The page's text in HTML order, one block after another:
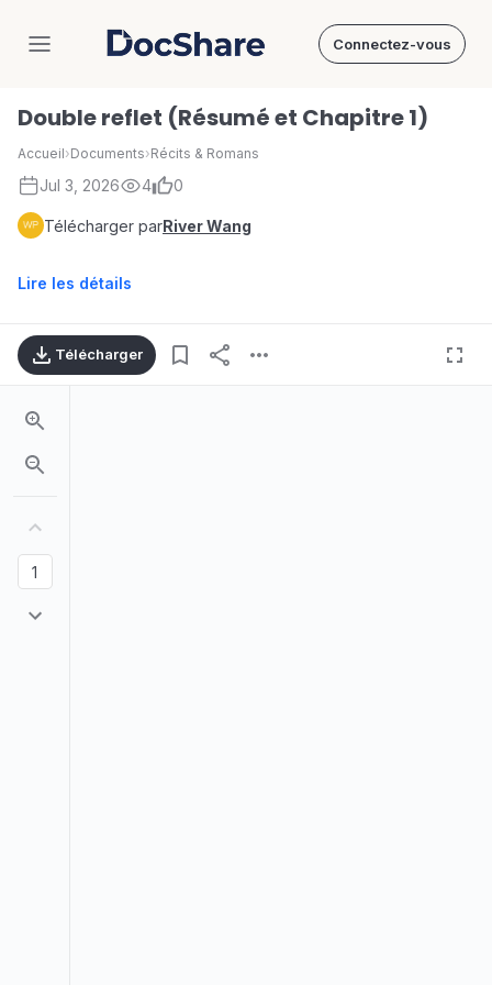
DocShare Connectez-vous
Double reflet (Résumé et Chapitre 1)
Accueil›Documents›Récits & Romans
Jul 3, 2026 4 0
Télécharger parRiver Wang
Lire les détails
Télécharger